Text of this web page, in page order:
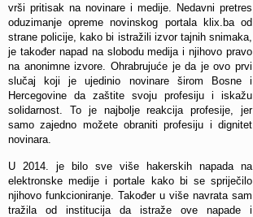
vrši pritisak na novinare i medije. Nedavni pretres
oduzimanje opreme novinskog portala klix.ba od
strane policije, kako bi istražili izvor tajnih snimaka,
je također napad na slobodu medija i njihovo pravo
na anonimne izvore. Ohrabrujuće je da je ovo prvi
slučaj koji je ujedinio novinare širom Bosne i
Hercegovine da zaštite svoju profesiju i iskažu
solidarnost. To je najbolje reakcija profesije, jer
samo zajedno možete obraniti profesiju i dignitet
novinara.
U 2014. je bilo sve više hakerskih napada na
elektronske medije i portale kako bi se spriječilo
njihovo funkcioniranje. Također u više navrata sam
tražila od institucija da istraže ove napade i